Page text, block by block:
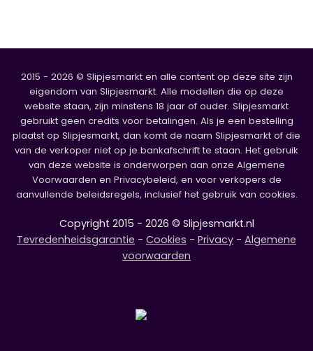
2015 - 2026 © Slipjesmarkt en alle content op deze site zijn
eigendom van Slipjesmarkt. Alle modellen die op deze
website staan, zijn minstens 18 jaar of ouder. Slipjesmarkt
gebruikt geen credits voor betalingen. Als je een bestelling
plaatst op Slipjesmarkt, dan komt de naam Slipjesmarkt of die
van de verkoper niet op je bankafschrift te staan. Het gebruik
van deze website is onderworpen aan onze Algemene
Voorwaarden en Privacybeleid, en voor verkopers de
aanvullende beleidsregels, inclusief het gebruik van cookies.
Copyright 2015 - 2026 © Slipjesmarkt.nl
Tevredenheidsgarantie - Cookies - Privacy - Algemene
voorwaarden